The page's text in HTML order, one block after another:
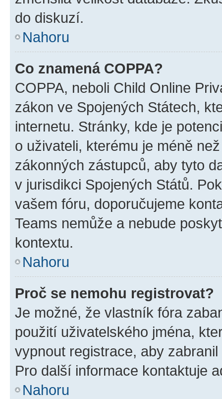
do diskuzí.
Nahoru
Co znamená COPPA?
COPPA, neboli Child Online
zákon ve Spojených Státech,
internetu. Stránky, kde je
o uživateli, kterému je méně
zákonných zástupců, aby tyto
v jurisdikci Spojených Států.
vašem fóru, doporučujeme
Teams nemůže a nebude
kontextu.
Nahoru
Proč se nemohu registrovat?
Je možné, že vlastník fóra
použití uživatelského jména,
vypnout registrace, aby
Pro další informace kontaktuje
Nahoru